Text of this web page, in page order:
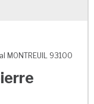
MONTREUIL 93100